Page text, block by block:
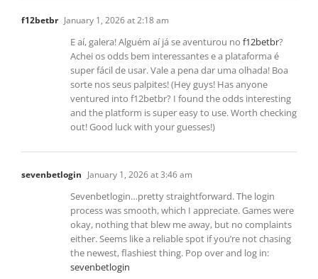
f12betbr January 1, 2026 at 2:18 am
E aí, galera! Alguém aí já se aventurou no f12betbr?
Achei os odds bem interessantes e a plataforma é
super fácil de usar. Vale a pena dar uma olhada! Boa
sorte nos seus palpites! (Hey guys! Has anyone
ventured into f12betbr? I found the odds interesting
and the platform is super easy to use. Worth checking
out! Good luck with your guesses!)
sevenbetlogin January 1, 2026 at 3:46 am
Sevenbetlogin…pretty straightforward. The login
process was smooth, which I appreciate. Games were
okay, nothing that blew me away, but no complaints
either. Seems like a reliable spot if you’re not chasing
the newest, flashiest thing. Pop over and log in:
sevenbetlogin